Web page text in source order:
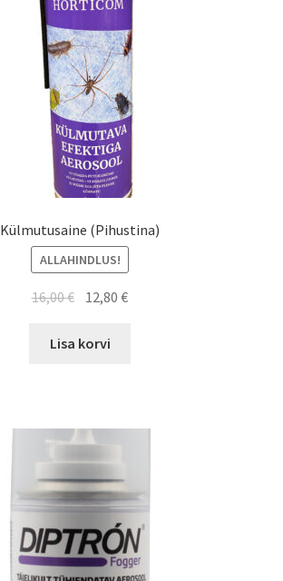
Külmutusaine (Pihustina)
ALLAHINDLUS!
16,00€ 12,80€
Lisa korvi